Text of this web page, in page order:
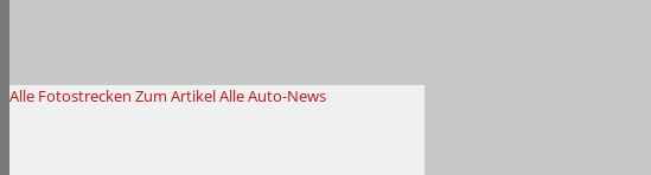
Alle Fotostrecken Zum ArtikelAlle Auto-News